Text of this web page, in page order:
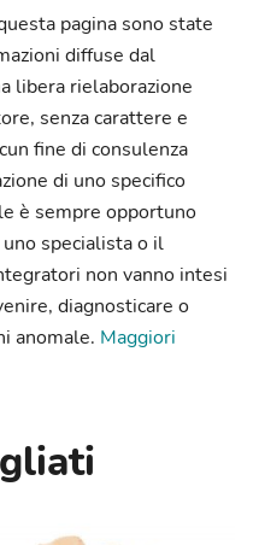
pagina sono state
diffuse dal
libera rielaborazione
senza carattere e
fine di consulenza
di uno specifico
è sempre opportuno
specialista o il
non vanno intesi
diagnosticare o
anomale. Maggiori